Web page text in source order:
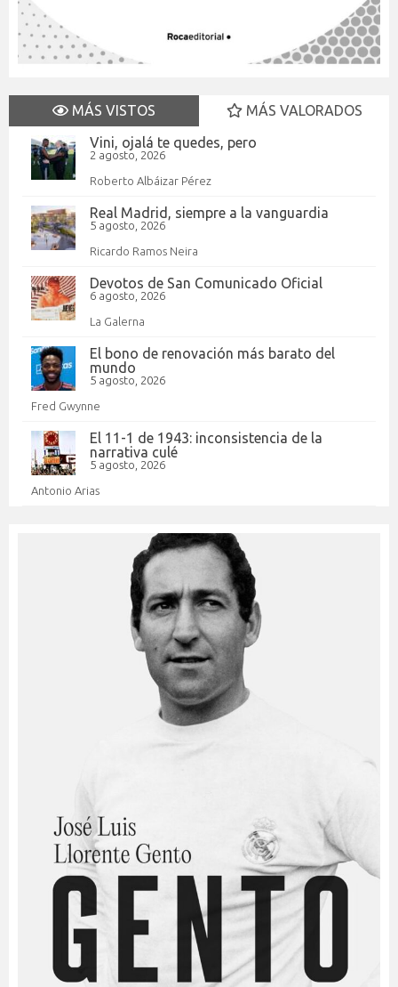
MÁS VISTOS
MÁS VALORADOS
Vini, ojalá te quedes, pero
2 agosto, 2026
Roberto Albáizar Pérez
Real Madrid, siempre a la vanguardia
5 agosto, 2026
Ricardo Ramos Neira
Devotos de San Comunicado Oficial
6 agosto, 2026
La Galerna
El bono de renovación más barato del
mundo
5 agosto, 2026
Fred Gwynne
El 11-1 de 1943: inconsistencia de la
narrativa culé
5 agosto, 2026
Antonio Arias